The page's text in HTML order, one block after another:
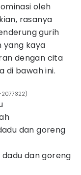
oleh
rasanya
gurih
yang kaya
dengan cita
di bawah ini.
dan goreng
dan goreng